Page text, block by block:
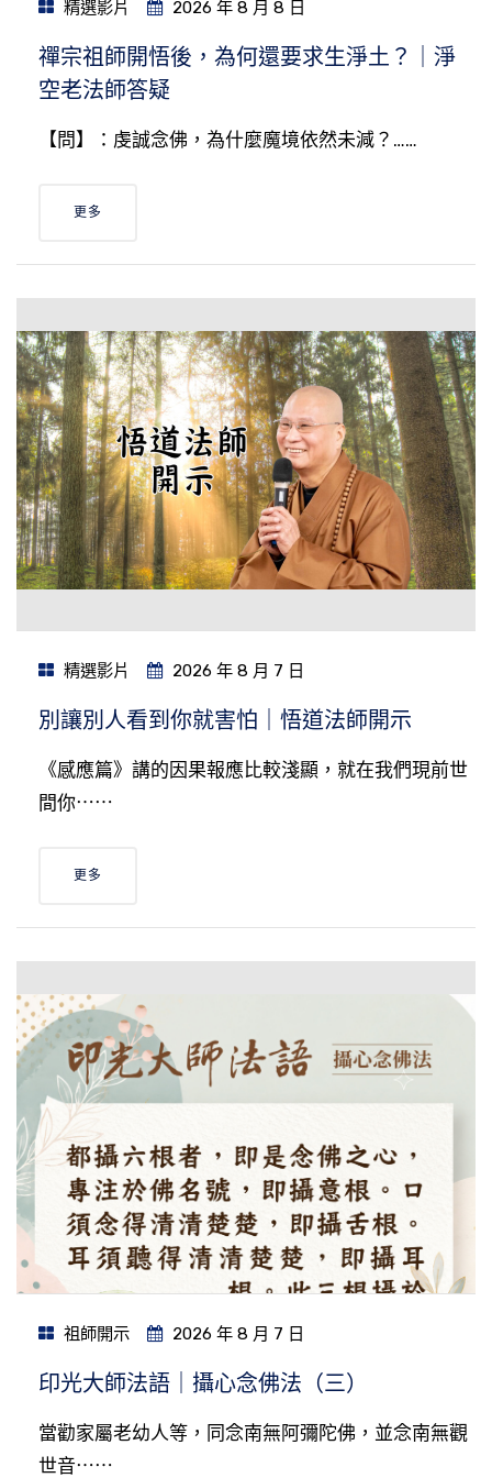
精選影片 2026 年 8 月 8 日
禪宗祖師開悟後，為何還要求生淨土？｜淨
空老法師答疑
【問】：虔誠念佛，為什麼魔境依然未減？……
更多
精選影片 2026 年 8 月 7 日
別讓別人看到你就害怕｜悟道法師開示
《感應篇》講的因果報應比較淺顯，就在我們現前世
間你⋯⋯
更多
祖師開示 2026 年 8 月 7 日
印光大師法語｜攝心念佛法（三）
當勸家屬老幼人等，同念南無阿彌陀佛，並念南無觀
世音⋯⋯